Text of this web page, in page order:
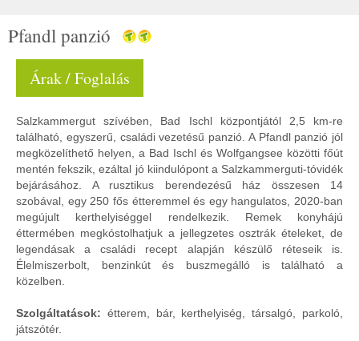
Pfandl panzió
Árak / Foglalás
Salzkammergut szívében, Bad Ischl központjától 2,5 km-re
található, egyszerű, családi vezetésű panzió. A Pfandl panzió jól
megközelíthető helyen, a Bad Ischl és Wolfgangsee közötti főút
mentén fekszik, ezáltal jó kiindulópont a Salzkammerguti-tóvidék
bejárásához. A rusztikus berendezésű ház összesen 14
szobával, egy 250 fős étteremmel és egy hangulatos, 2020-ban
megújult kerthelyiséggel rendelkezik. Remek konyhájú
éttermében megkóstolhatjuk a jellegzetes osztrák ételeket, de
legendásak a családi recept alapján készülő réteseik is.
Élelmiszerbolt, benzinkút és buszmegálló is található a
közelben.
Szolgáltatások: étterem, bár, kerthelyiség, társalgó, parkoló,
játszótér.